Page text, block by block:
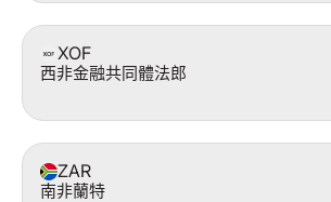
XOF
西非金融共同體法郎
ZAR
南非蘭特